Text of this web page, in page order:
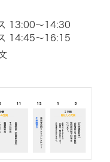
13:00～14:30
14:45～16:15